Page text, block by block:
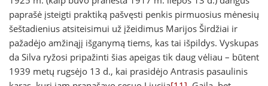
paprašė įsteigti praktiką pašvęsti penkis pirmuosius mėnesių
šeštadienius atsiteisimui už įžeidimus Marijos Širdžiai ir
pažadėjo amžinąjį išganymą tiems, kas tai išpildys. Vyskupas
da Silva ryžosi pripažinti šias apeigas tik daug vėliau – būtent
1939 metų rugsėjo 13 d., kai prasidėjo Antrasis pasaulinis